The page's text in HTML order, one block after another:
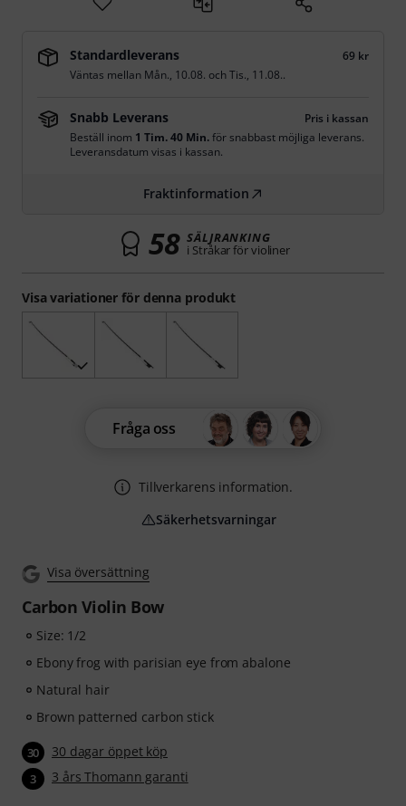
Visa översättning
Carbon Violin Bow
Size: 1/2
Ebony frog with parisian eye from abalone
Natural hair
Brown patterned carbon stick
30 30 dagar öppet köp
3 3 års Thomann garanti
Visa variationer för denna produkt
Standardleverans
69 kr
Väntas mellan Mån., 10.08. ochTis., 11.08..
Snabb Leverans
Pris i kassan
Beställ inom 1 Tim. 40 Min.för snabbast möjliga leverans.
Leveransdatum visas i kassan.
Fraktinformation
58 SÄLJRANKING
i Stråkar för violiner
Fråga oss
Tillverkarens information.
Säkerhetsvarningar